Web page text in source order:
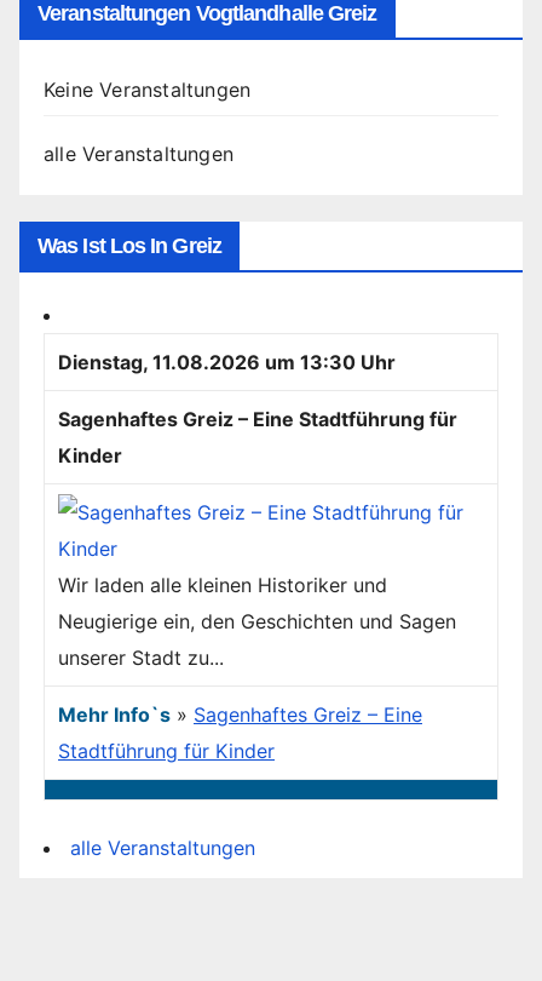
Veranstaltungen Vogtlandhalle Greiz
Keine Veranstaltungen
alle Veranstaltungen
Was Ist Los In Greiz
Dienstag, 11.08.2026 um 13:30 Uhr
Sagenhaftes Greiz – Eine Stadtführung für
Kinder
Wir laden alle kleinen Historiker und
Neugierige ein, den Geschichten und Sagen
unserer Stadt zu...
Mehr Info`s » Sagenhaftes Greiz – Eine
Stadtführung für Kinder
alle Veranstaltungen